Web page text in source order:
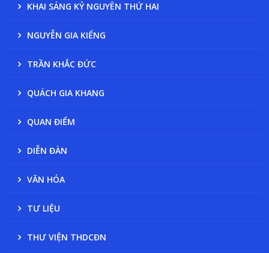
KHAI SÁNG KỶ NGUYÊN THỨ HAI
NGUYỄN GIA KIỂNG
TRẦN KHẮC ĐỨC
QUÁCH GIA KHANG
QUAN ĐIỂM
DIỄN ĐÀN
VĂN HÓA
TƯ LIỆU
THƯ VIỆN THDCĐN